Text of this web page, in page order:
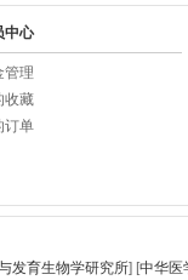
中心
管理
收藏
订单
发育生物学研究所] [中华医